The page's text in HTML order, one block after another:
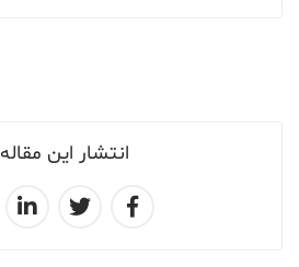
انتشار این مقاله